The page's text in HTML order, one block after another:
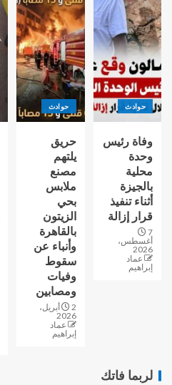
حوادث
وفاة رئيس
وحدة
محلية
بالجيزة
أثناء تنفيذ
قرار إزالة
7
أغسطس،
2026
عماد
إبراهيم
حوادث
حريق
يلتهم
مصنع
ملابس
بحي
الزيتون
بالقاهرة
وأنباء عن
سقوط
وفيات
ومصابين
2 أبريل،
2026
عماد
إبراهيم
لربما فاتك